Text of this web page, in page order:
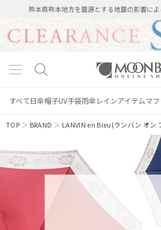
熊本県熊本地方を震源とする地震の影響に
すべて日傘帽子UV手袋雨傘 レインアイテムマ
TOP ＞ BRAND ＞ LANVIN en Bleu(ランバン オン